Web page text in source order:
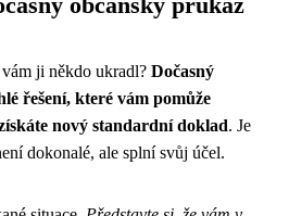
občanský průkaz
ji někdo ukradl? Dočasný
řešení, které vám pomůže
nový standardní doklad. Je
dokonalé, ale splní svůj účel.